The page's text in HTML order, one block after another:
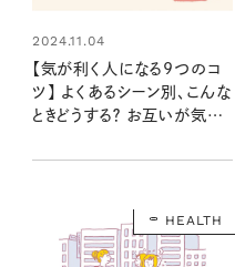
2024.11.04
【気が利く人になる9つのコ
ツ】 よくあるシーン別、こんな
ときどうする？ お互いが気持
HEALTH